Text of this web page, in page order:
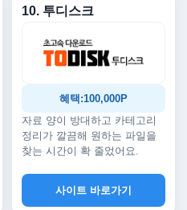
10. 투디스크
혜택:100,000P
자료 양이 방대하고 카테고리
정리가 깔끔해 원하는 파일을
찾는 시간이 확 줄었어요.
사이트 바로가기